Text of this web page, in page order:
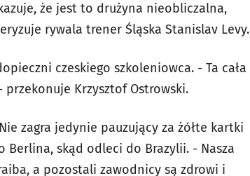
że jest to drużyna nieobliczalna,
rywala trener Śląska Stanislav Levy.
czeskiego szkoleniowca. - Ta cała
Krzysztof Ostrowski.
zagra jedynie pauzujący za żółte kartki
Berlina, skąd odleci do Brazylii. - Nasza
a pozostali zawodnicy są zdrowi i